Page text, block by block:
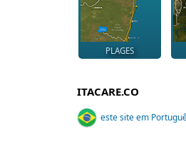
PLAGES
ITACARE.CO
este site em